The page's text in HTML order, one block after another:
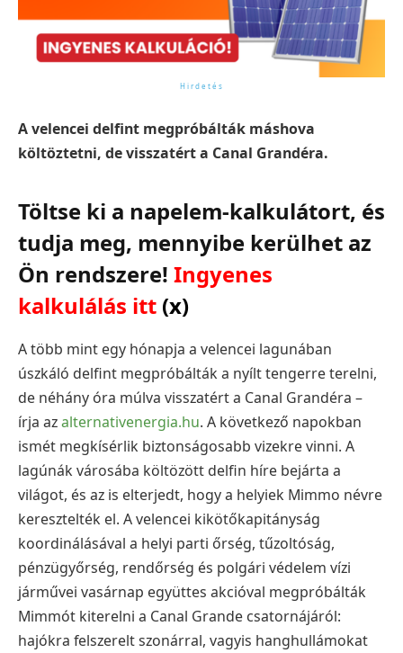
A velencei delfint megpróbálták máshova
költöztetni, de visszatért a Canal Grandéra.
Töltse ki a napelem-kalkulátort, és
tudja meg, mennyibe kerülhet az
Ön rendszere! Ingyenes
kalkulálás itt (x)
A több mint egy hónapja a velencei lagunában
úszkáló delfint megpróbálták a nyílt tengerre terelni,
de néhány óra múlva visszatért a Canal Grandéra –
írja azalternativenergia.hu. A következő napokban
ismét megkísérlik biztonságosabb vizekre vinni. A
lagúnák városába költözött delfin híre bejárta a
világot, és az is elterjedt, hogy a helyiek Mimmo névre
keresztelték el. A velencei kikötőkapitányság
koordinálásával a helyi parti őrség, tűzoltóság,
pénzügyőrség, rendőrség és polgári védelem vízi
járművei vasárnap együttes akcióval megpróbálták
Mimmót kiterelni a Canal Grande csatornájáról:
hajókra felszerelt szonárral, vagyis hanghullámokat